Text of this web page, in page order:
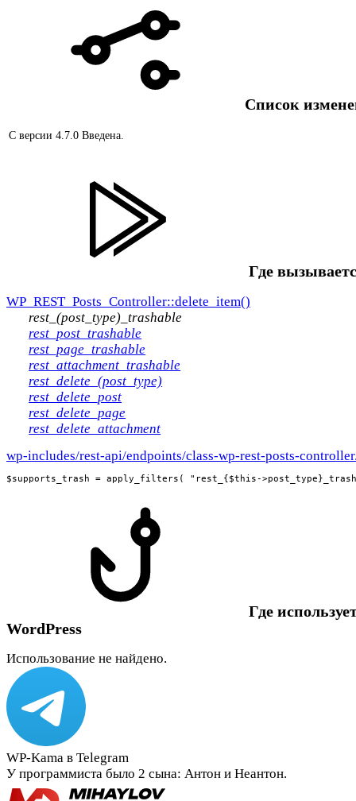
Список
С версии 4.7.0 Введена.
Где
WP_REST_Posts_Controller::delete_item()
rest_(post_type)_trashable
rest_post_trashable
rest_page_trashable
rest_attachment_trashable
rest_delete_(post_type)
rest_delete_post
rest_delete_page
rest_delete_attachment
wp-includes/rest-api/endpoints/class-wp-rest-posts-
$supports_trash = apply_filters( "rest_{$this-
Где
WordPress
Использование не найдено.
WP-Kama в Telegram
У программиста было 2 сына: Антон и Неантон.